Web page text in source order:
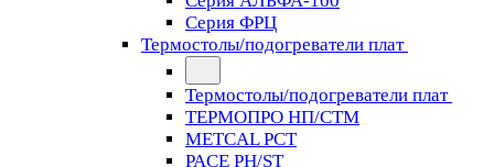
Серия ФРЦ
Термостолы/подогреватели плат
Термостолы/подогреватели плат
ТЕРМОПРО НП/СТМ
METCAL PCT
PACE PH/ST